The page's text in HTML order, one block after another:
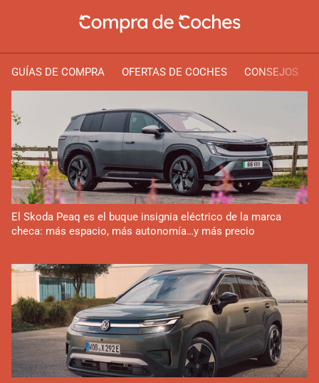
GUÍAS DE COMPRA OFERTAS DE COCHES CONSEJOS
El Skoda Peaq es el buque insignia eléctrico de la marca
checa: más espacio, más autonomía…y más precio